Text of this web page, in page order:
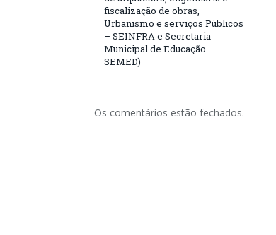
fiscalização de obras,
Urbanismo e serviços Públicos
– SEINFRA e Secretaria
Municipal de Educação –
SEMED)
Os comentários estão fechados.